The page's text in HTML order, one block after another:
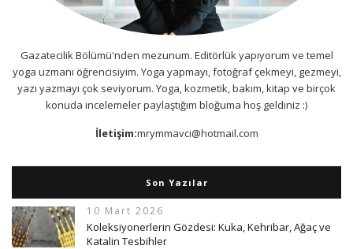
Gazatecilik Bölümü'nden mezunum. Editörlük yapıyorum ve temel
yoga uzmanı öğrencisiyim. Yoga yapmayı, fotoğraf çekmeyi, gezmeyi,
yazı yazmayı çok seviyorum. Yoga, kozmetik, bakım, kitap ve birçok
konuda incelemeler paylaştığım bloğuma hoş geldiniz :)
İletişim:mrymmavci@hotmail.com
Son Yazılar
10 Mart 2026
Koleksiyonerlerin Gözdesi: Kuka, Kehribar, Ağaç ve
Katalin Tesbihler